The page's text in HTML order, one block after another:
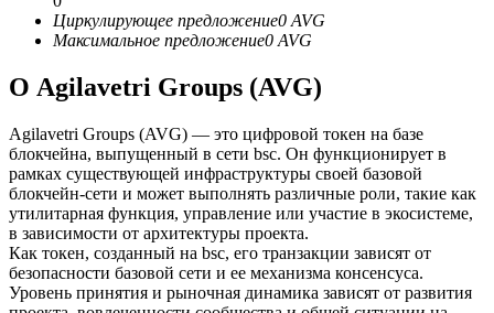
Копирование торговли
Присоединяйтесь к лучшим трейдерам
Циркулирующее предложение0 AVG
Максимальное предложение0 AVG
О Agilavetri Groups (AVG)
Agilavetri Groups (AVG) — это цифровой токен на базе
блокчейна, выпущенный в сети bsc. Он функционирует в
рамках существующей инфраструктуры своей базовой
блокчейн-сети и может выполнять различные роли, такие как
утилитарная функция, управление или участие в экосистеме,
в зависимости от архитектуры проекта.
Как токен, созданный на bsc, его транзакции зависят от
безопасности базовой сети и ее механизма консенсуса.
Уровень принятия и рыночная динамика зависят от развития